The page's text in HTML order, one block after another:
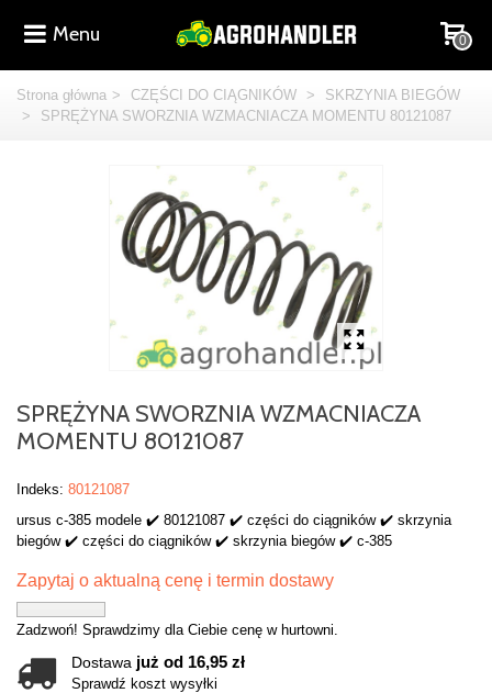
Menu 0
Strona główna > CZĘŚCI DO CIĄGNIKÓW >
SKRZYNIA BIEGÓW
>
SPRĘŻYNA SWORZNIA WZMACNIACZA MOMENTU 80121087
SPRĘŻYNA SWORZNIA WZMACNIACZA
MOMENTU 80121087
Indeks: 80121087
ursus c-385 modele ✔️ 80121087 ✔️ części do ciągników ✔️ skrzynia
biegów ✔️ części do ciągników ✔️ skrzynia biegów ✔️ c-385
Zapytaj o aktualną cenę i termin dostawy
Zadzwoń! Sprawdzimy dla Ciebie cenę w hurtowni.
Dostawa już od 16,95 zł
Sprawdź koszt wysyłki